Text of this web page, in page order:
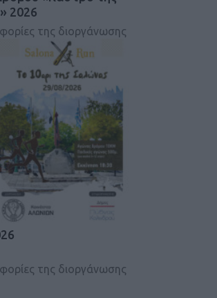
2026
της διοργάνωσης
της διοργάνωσης